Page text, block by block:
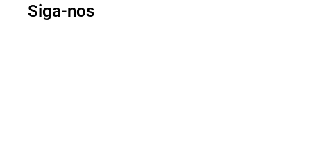
Siga-nos